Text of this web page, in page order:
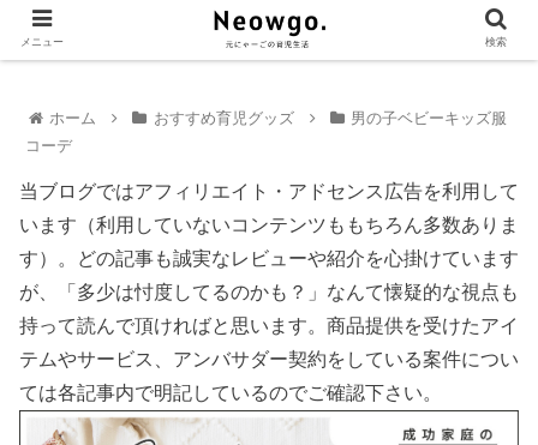
ホーム おすすめ育児グッズ
男の子ベビーキッズ服
コーデ
当ブログではアフィリエイト・アドセンス広告を利用して
います（利用していないコンテンツももちろん多数ありま
す）。どの記事も誠実なレビューや紹介を心掛けています
が、「多少は忖度してるのかも？」なんて懐疑的な視点も
持って読んで頂ければと思います。商品提供を受けたアイ
テムやサービス、アンバサダー契約をしている案件につい
ては各記事内で明記しているのでご確認下さい。
メニュー 検索